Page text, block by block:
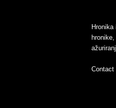
Contact